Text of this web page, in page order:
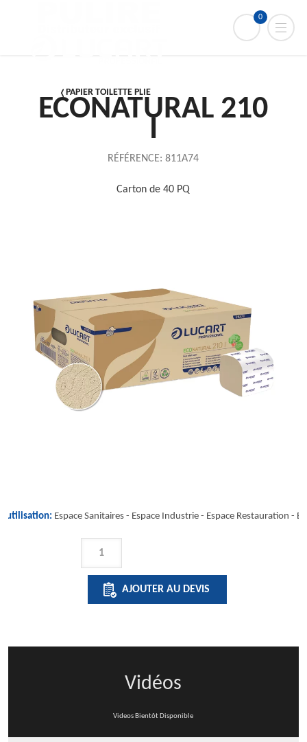
0
PAPIER TOILETTE PLIE
ECONATURAL 210
I
RÉFÉRENCE: 811A74
Carton de 40 PQ
Espace Sanitaires - Espace Industrie- Espace Restauration -
QUANTITÉ
ECONATURAL
AJOUTER AU DEVIS
Vidéos
Videos Bientôt Disponible